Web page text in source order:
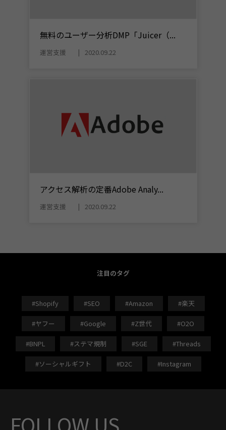
無料のユーザー分析DMP「Juicer（...
運営支援 2020.09.22
アクセス解析の定番Adobe Analy...
運営支援 2020.09.22
注目のタグ
#Shopify #SEO #Amazon #楽天
#ヤフー #Google #Z世代 #O2O
#BNPL #ステマ規制 #SGE #Threads
#ソーシャルギフト #D2C #Instagram